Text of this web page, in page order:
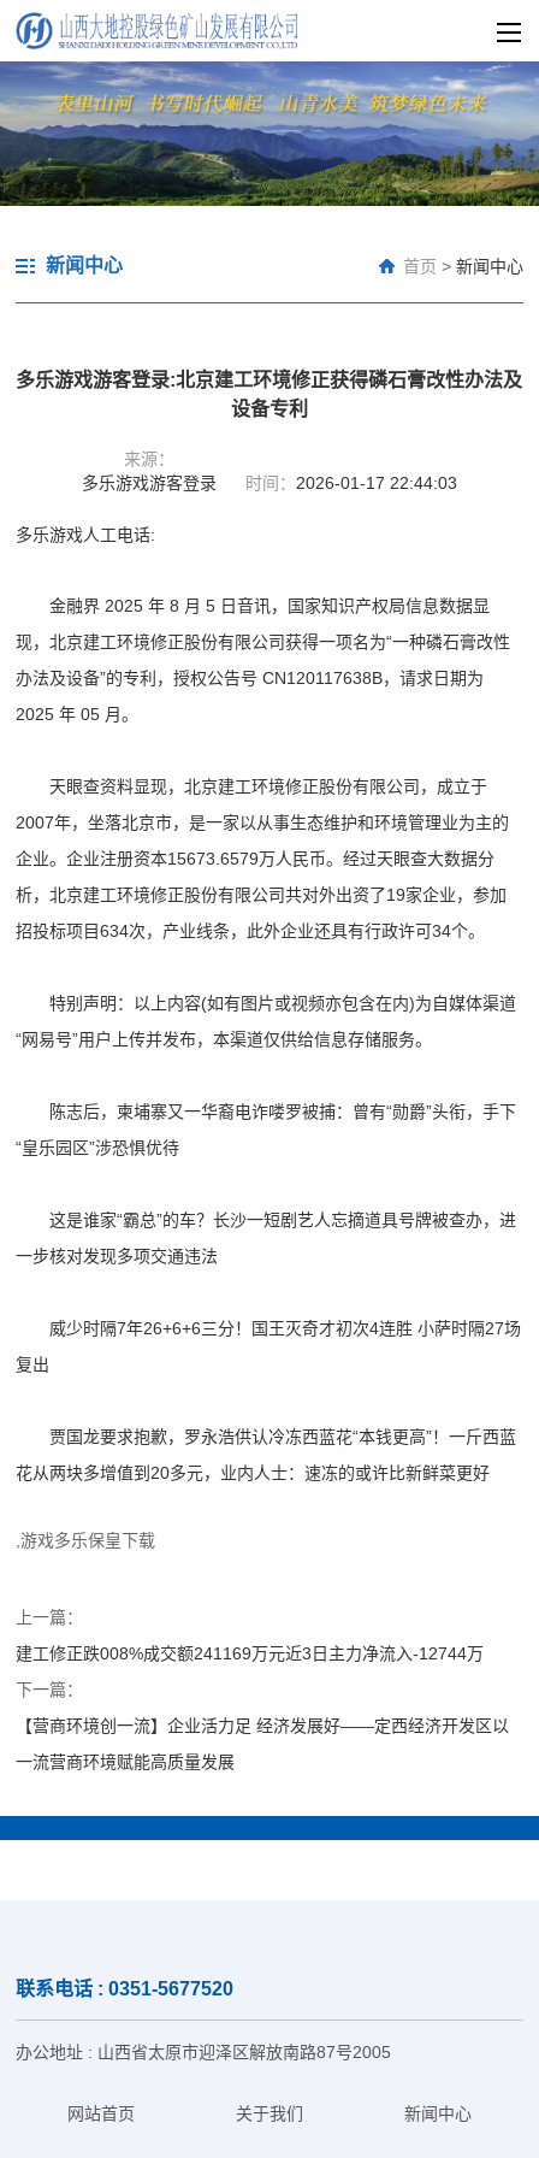
新闻中心 首页 > 新闻中心
多乐游戏游客登录:北京建工环境修正获得磷石膏改性办法及
设备专利
来源：
多乐游戏游客登录
时间： 2026-01-17 22:44:03
多乐游戏人工电话:
金融界 2025 年 8 月 5 日音讯，国家知识产权局信息数据显
现，北京建工环境修正股份有限公司获得一项名为“一种磷石膏改性
办法及设备”的专利，授权公告号 CN120117638B，请求日期为
2025 年 05 月。
天眼查资料显现，北京建工环境修正股份有限公司，成立于
2007年，坐落北京市，是一家以从事生态维护和环境管理业为主的
企业。企业注册资本15673.6579万人民币。经过天眼查大数据分
析，北京建工环境修正股份有限公司共对外出资了19家企业，参加
招投标项目634次，产业线条，此外企业还具有行政许可34个。
特别声明：以上内容(如有图片或视频亦包含在内)为自媒体渠道
“网易号”用户上传并发布，本渠道仅供给信息存储服务。
陈志后，柬埔寨又一华裔电诈喽罗被捕：曾有“勋爵”头衔，手下
“皇乐园区”涉恐惧优待
这是谁家“霸总”的车？长沙一短剧艺人忘摘道具号牌被查办，进
一步核对发现多项交通违法
威少时隔7年26+6+6三分！国王灭奇才初次4连胜 小萨时隔27场
复出
贾国龙要求抱歉，罗永浩供认冷冻西蓝花“本钱更高”！一斤西蓝
花从两块多增值到20多元，业内人士：速冻的或许比新鲜菜更好
,游戏多乐保皇下载
上一篇：
建工修正跌008%成交额241169万元近3日主力净流入-12744万
下一篇：
【营商环境创一流】企业活力足 经济发展好——定西经济开发区以
一流营商环境赋能高质量发展
联系电话 : 0351-5677520
办公地址 : 山西省太原市迎泽区解放南路87号2005
网站首页 关于我们 新闻中心